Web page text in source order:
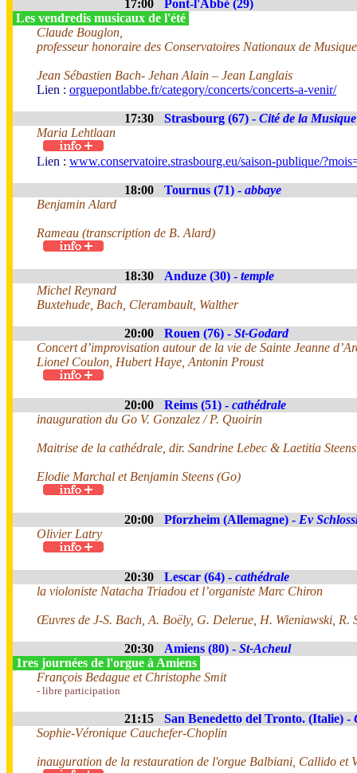
17:00
Pont-l'Abbé (29)
Les vendredis musicaux de l'été
Claude Bouglon,
professeur honoraire des Conservatoires Nationaux de Musique
Jean Sébastien Bach- Jehan Alain – Jean Langlais
Lien : orguepontlabbe.fr/category/concerts/concerts-a-venir/
17:30 Strasbourg (67) - Cité de la
Maria Lehtlaan
Lien : www.conservatoire.strasbourg.eu/saison-publique/
18:00 Tournus (71) - abbaye
Benjamin Alard
Rameau (transcription de B. Alard)
18:30 Anduze (30) - temple
Michel Reynard
Buxtehude, Bach, Clerambault, Walther
20:00 Rouen (76) - St-Godard
Concert d’improvisation autour de la vie de Sainte Jeanne
Lionel Coulon, Hubert Haye, Antonin Proust
20:00 Reims (51) - cathédrale
inauguration du Go V. Gonzalez / P. Quoirin
Maitrise de la cathédrale, dir. Sandrine Lebec & Laetitia Steens
Elodie Marchal et Benjamin Steens (Go)
20:00 Pforzheim (Allemagne) - Ev
Olivier Latry
20:30 Lescar (64) - cathédrale
la violoniste Natacha Triadou et l’organiste Marc Chiron
Œuvres de J-S. Bach, A. Boëly, G. Delerue, H. Wieniawski, R.
20:30 Amiens (80) - St-Acheul
1res journées de l'orgue à Amiens
François Bedague et Christophe Smit
- libre participation
21:15 San Benedetto del Tronto. (Italie) -
Sophie-Véronique Cauchefer-Choplin
inauguration de la restauration de l'orgue Balbiani, Callido et